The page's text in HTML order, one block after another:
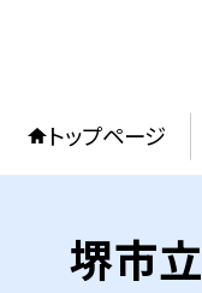
トップページ
堺市